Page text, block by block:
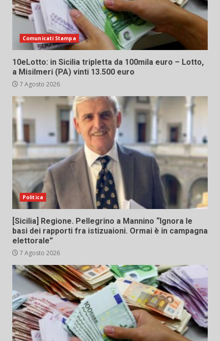
Comunicati Stampa
10eLotto: in Sicilia tripletta da 100mila euro – Lotto,
a Misilmeri (PA) vinti 13.500 euro
7 Agosto 2026
Politica
[Sicilia] Regione. Pellegrino a Mannino “Ignora le
basi dei rapporti fra istizuaioni. Ormai è in campagna
elettorale”
7 Agosto 2026